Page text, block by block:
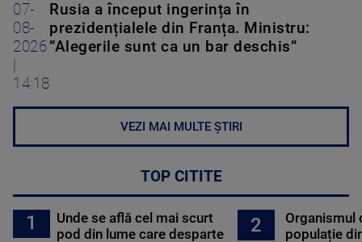
07-
08-
2026
14:18
Rusia a început ingerința în
prezidențialele din Franța. Ministru:
”Alegerile sunt ca un bar deschis”
VEZI MAI MULTE ȘTIRI
TOP CITITE
1
Unde se află cel mai scurt
pod din lume care desparte
2
Organismul
populație